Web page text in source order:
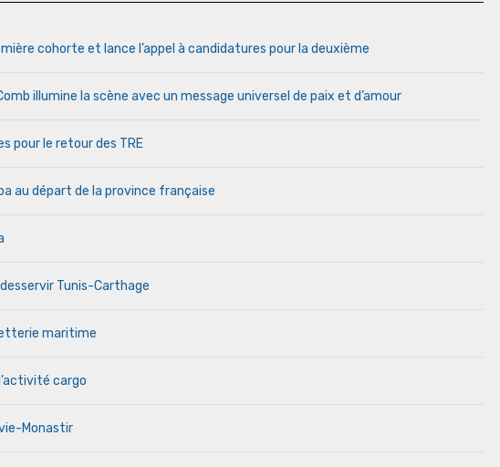
cohorte et lance l’appel à candidatures pour la deuxième
illumine la scène avec un message universel de paix et d’amour
pour le retour des TRE
au départ de la province française
Tunis-Carthage
maritime
cargo
Monastir